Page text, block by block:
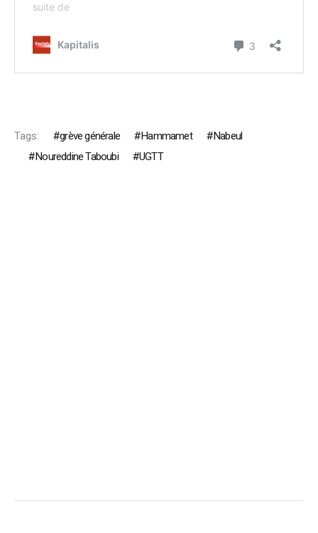
Tags: grève générale Hammamet
Nabeul
Noureddine Taboubi
UGTT